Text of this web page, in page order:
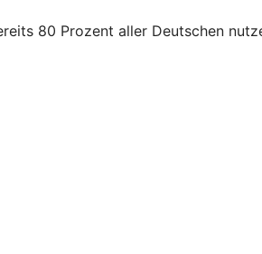
80 Prozent aller Deutschen